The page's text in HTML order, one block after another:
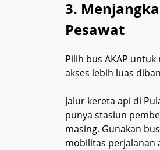
3.
Pesawat
Pilih bus AKAP
akses lebih luas
Jalur kereta api di
punya stasiun
masing. Gunakan
mobilitas perjalanan